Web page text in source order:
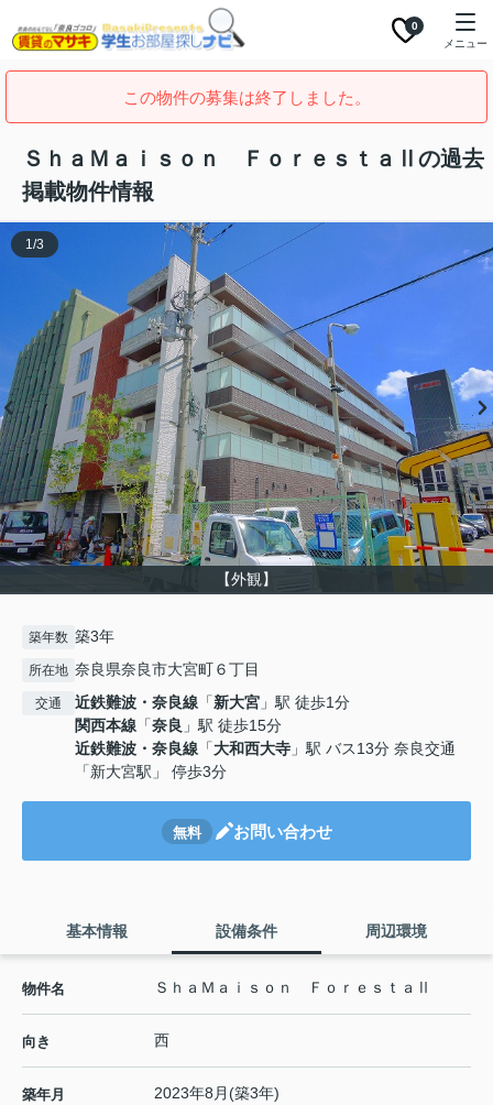
0
メニュー
この物件の募集は終了しました。
ＳｈａＭａｉｓｏｎ ＦｏｒｅｓｔａⅡの過去
掲載物件情報
【外観】
1/3
築年数 築3年
所在地 奈良県奈良市大宮町６丁目
交通 近鉄難波・奈良線 「新大宮 」駅 徒歩1分
関西本線 「奈良 」駅 徒歩15分
近鉄難波・奈良線 「大和西大寺 」駅 バス13分 奈良交通
「新大宮駅」 停歩3分
無料 お問い合わせ
基本情報 設備条件 周辺環境
物件名 ＳｈａＭａｉｓｏｎ ＦｏｒｅｓｔａⅡ
向き 西
築年月 2023年8月(築3年)